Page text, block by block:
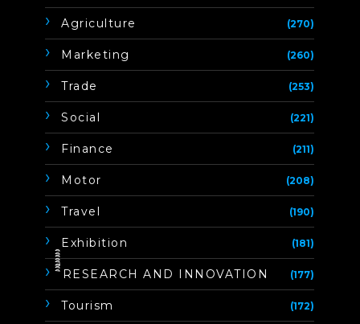
Agriculture (270)
Marketing (260)
Trade (253)
Social (221)
Finance (211)
Motor (208)
Travel (190)
Exhibition (181)
ิิีิิิิิRESEARCH AND INNOVATION (177)
Tourism (172)